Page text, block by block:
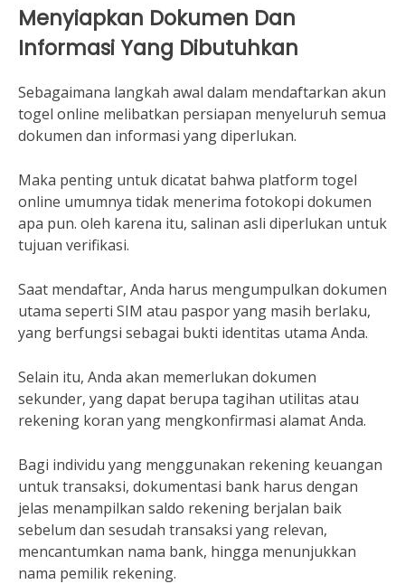
Menyiapkan Dokumen Dan
Informasi Yang Dibutuhkan
Sebagaimana langkah awal dalam mendaftarkan akun
togel online melibatkan persiapan menyeluruh semua
dokumen dan informasi yang diperlukan.
Maka penting untuk dicatat bahwa platform togel
online umumnya tidak menerima fotokopi dokumen
apa pun. oleh karena itu, salinan asli diperlukan untuk
tujuan verifikasi.
Saat mendaftar, Anda harus mengumpulkan dokumen
utama seperti SIM atau paspor yang masih berlaku,
yang berfungsi sebagai bukti identitas utama Anda.
Selain itu, Anda akan memerlukan dokumen
sekunder, yang dapat berupa tagihan utilitas atau
rekening koran yang mengkonfirmasi alamat Anda.
Bagi individu yang menggunakan rekening keuangan
untuk transaksi, dokumentasi bank harus dengan
jelas menampilkan saldo rekening berjalan baik
sebelum dan sesudah transaksi yang relevan,
mencantumkan nama bank, hingga menunjukkan
nama pemilik rekening.